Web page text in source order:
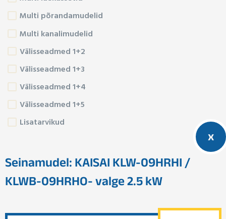
Multi põrandamudelid
Multi kanalimudelid
Välisseadmed 1+2
Välisseadmed 1+3
Välisseadmed 1+4
Välisseadmed 1+5
Lisatarvikud
Seinamudel: KAISAI KLW-09HRHI /
KLWB-09HRHO- valge 2.5 kW
x